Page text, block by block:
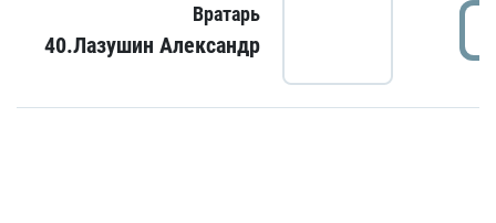
Вратарь
40.Лазушин Александр